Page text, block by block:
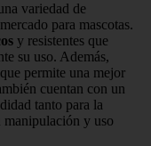
variedad de
para mascotas.
y resistentes que
su uso. Además,
permite una mejor
cuentan con un
tanto para la
manipulación y uso